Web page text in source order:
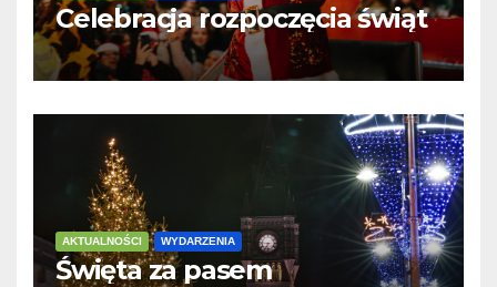
Celebracja rozpoczęcia świąt
AKTUALNOŚCI WYDARZENIA
Święta za pasem